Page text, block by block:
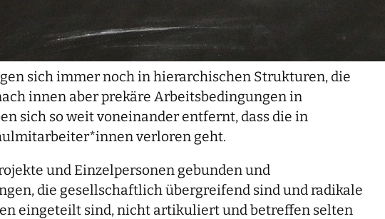
sich immer noch in hierarchischen Strukturen, die
innen aber prekäre Arbeitsbedingungen in
sich so weit voneinander entfernt, dass die in
verloren geht.
und Einzelpersonen gebunden und
die gesellschaftlich übergreifend sind und radikale
eingeteilt sind, nicht artikuliert und betreffen selten